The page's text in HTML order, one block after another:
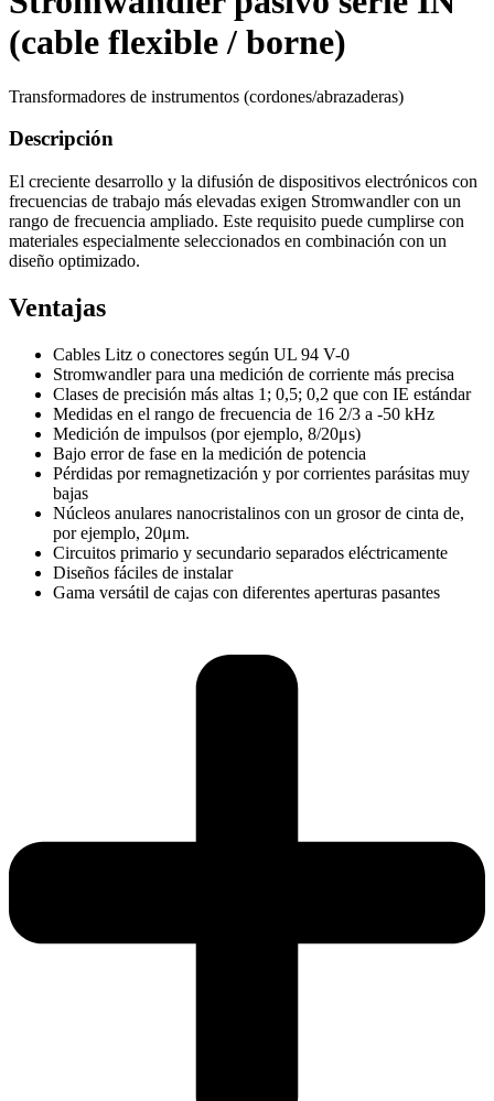
(cable flexible / borne)
Transformadores de instrumentos (cordones/abrazaderas)
Descripción
El creciente desarrollo y la difusión de dispositivos electrónicos con
frecuencias de trabajo más elevadas exigen Stromwandler con un
rango de frecuencia ampliado. Este requisito puede cumplirse con
materiales especialmente seleccionados en combinación con un
diseño optimizado.
Ventajas
Cables Litz o conectores según UL 94 V-0
Stromwandler para una medición de corriente más precisa
Clases de precisión más altas 1; 0,5; 0,2 que con IE estándar
Medidas en el rango de frecuencia de 16 2/3 a -50 kHz
Medición de impulsos (por ejemplo, 8/20μs)
Bajo error de fase en la medición de potencia
Pérdidas por remagnetización y por corrientes parásitas muy
bajas
Núcleos anulares nanocristalinos con un grosor de cinta de,
por ejemplo, 20μm.
Circuitos primario y secundario separados eléctricamente
Diseños fáciles de instalar
Gama versátil de cajas con diferentes aperturas pasantes